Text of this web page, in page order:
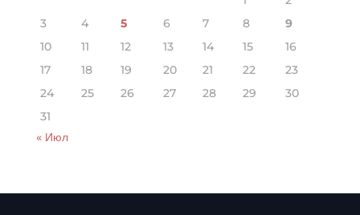
3
4 5 6 7 8
9
10
11 12 13 14 15
16
17
18 19 20 21 22
23
24
25 26 27 28 29
30
31
« Июл